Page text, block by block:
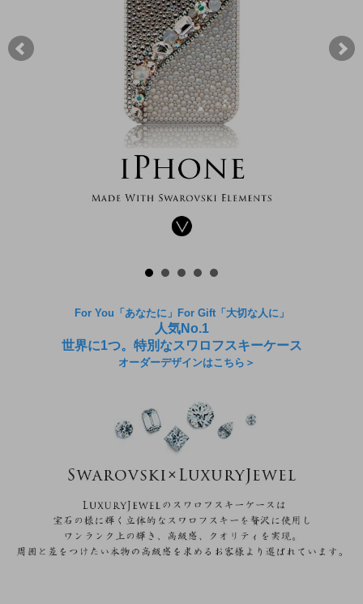
For You「あなたに」For Gift「大切な人に」
人気No.1
世界に1つ。特別なスワロフスキーケース
オーダーデザインはこちら＞